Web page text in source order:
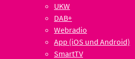
UKW
DAB+
Webradio
App (iOS und Android)
SmartTV